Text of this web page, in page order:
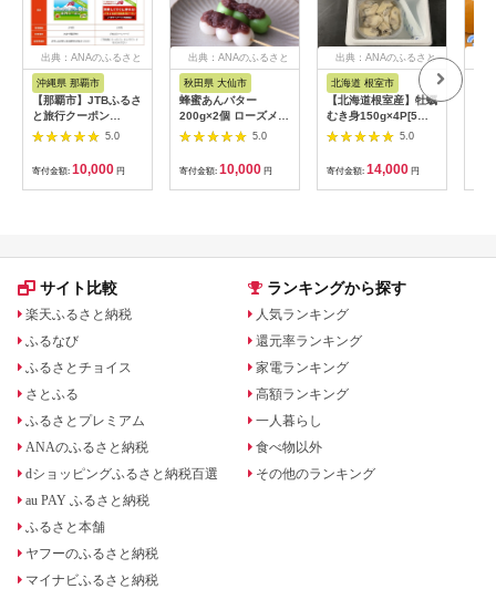
出典：ANAのふるさと
沖縄県 那覇市
【那覇市】JTBふるさ
と旅行クーポン
（3,000円分）有効期
間3年（Eメール発
行）｜旅行 トラベル
予約 国内旅行 JTB 宿
泊 観光 体験 旅行券
人気 おすすめ 旅行ク
ン ネット予約 電話 有
5.0
寄付金額: 10,000 円
出典：ANAのふるさと
秋田県 大仙市
蜂蜜あんバター
200g×2個 ローズメイ
[あんバター はちみ
つ 発酵バター あん
こ 水あめ不使用 秋
田県 大仙市]
5.0
寄付金額: 10,000 円
出典：ANAのふるさと
納税
北海道 根室市
【北海道根室産】牡蠣
むき身150g×4P[5月
下旬以降発送] A-
5.0
寄付金額: 14,000 円
サイト比較
楽天ふるさと納税
ふるなび
ふるさとチョイス
さとふる
ふるさとプレミアム
ANAのふるさと納税
dショッピングふるさと納税百選
au PAY ふるさと納税
ふるさと本舗
ヤフーのふるさと納税
マイナビふるさと納税
ランキングから探す
人気ランキング
還元率ランキング
家電ランキング
高額ランキング
一人暮らし
食べ物以外
その他のランキング